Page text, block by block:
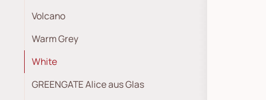
Volcano
Warm Grey
White
GREENGATE Alice aus Glas